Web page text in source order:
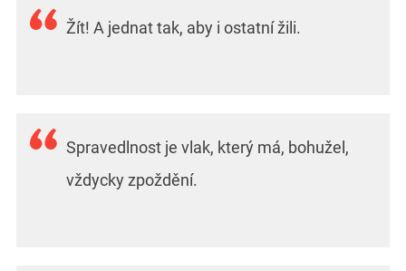
Žít! A jednat tak, aby i ostatní žili.
Spravedlnost je vlak, který má, bohužel,
vždycky zpoždění.